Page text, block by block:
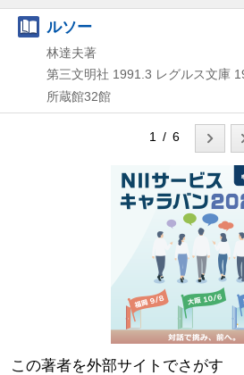
ルソー
林達夫著
第三文明社 1991.3 レグルス文庫
所蔵館32館
1 / 6
この著者を外部サイトでさがす